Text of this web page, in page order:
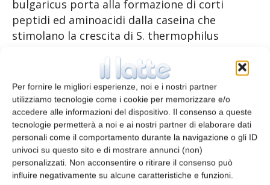
Per fornire le migliori esperienze, noi e i nostri partner
utilizziamo tecnologie come i cookie per memorizzare e/o
accedere alle informazioni del dispositivo. Il consenso a queste
tecnologie permetterà a noi e ai nostri partner di elaborare dati
personali come il comportamento durante la navigazione o gli ID
univoci su questo sito e di mostrare annunci (non)
personalizzati. Non acconsentire o ritirare il consenso può
influire negativamente su alcune caratteristiche e funzioni.
bulgaricus porta alla formazione di corti
peptidi ed aminoacidi dalla caseina che
stimolano la crescita di S. thermophilus
A livello industriale, il processo fermentativo
termina al raggiungimento del pH 4,2-4,5,
tuttavia durante le fasi successive di
conservazione e commercializzazione che
normalmente possono oscillare tra 4 e 12°C, il
prodotto può subire un’ulteriore acidificazione
dovuta alla continua produzione di acido